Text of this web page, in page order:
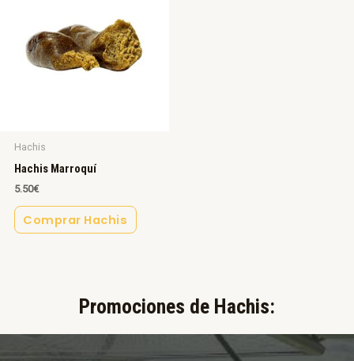
Hachis
Hachis Marroquí
5.50€
Comprar Hachis
Promociones de Hachis:​